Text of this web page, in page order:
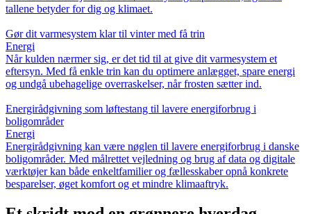
tallene betyder for dig og klimaet.
Gør dit varmesystem klar til vinter med få trin
Energi
Når kulden nærmer sig, er det tid til at give dit varmesystem et
eftersyn. Med få enkle trin kan du optimere anlægget, spare energi
og undgå ubehagelige overraskelser, når frosten sætter ind.
Energirådgivning som løftestang til lavere energiforbrug i
boligområder
Energi
Energirådgivning kan være nøglen til lavere energiforbrug i danske
boligområder. Med målrettet vejledning og brug af data og digitale
værktøjer kan både enkeltfamilier og fællesskaber opnå konkrete
besparelser, øget komfort og et mindre klimaaftryk.